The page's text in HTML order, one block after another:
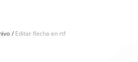
Editar flecha en rtf